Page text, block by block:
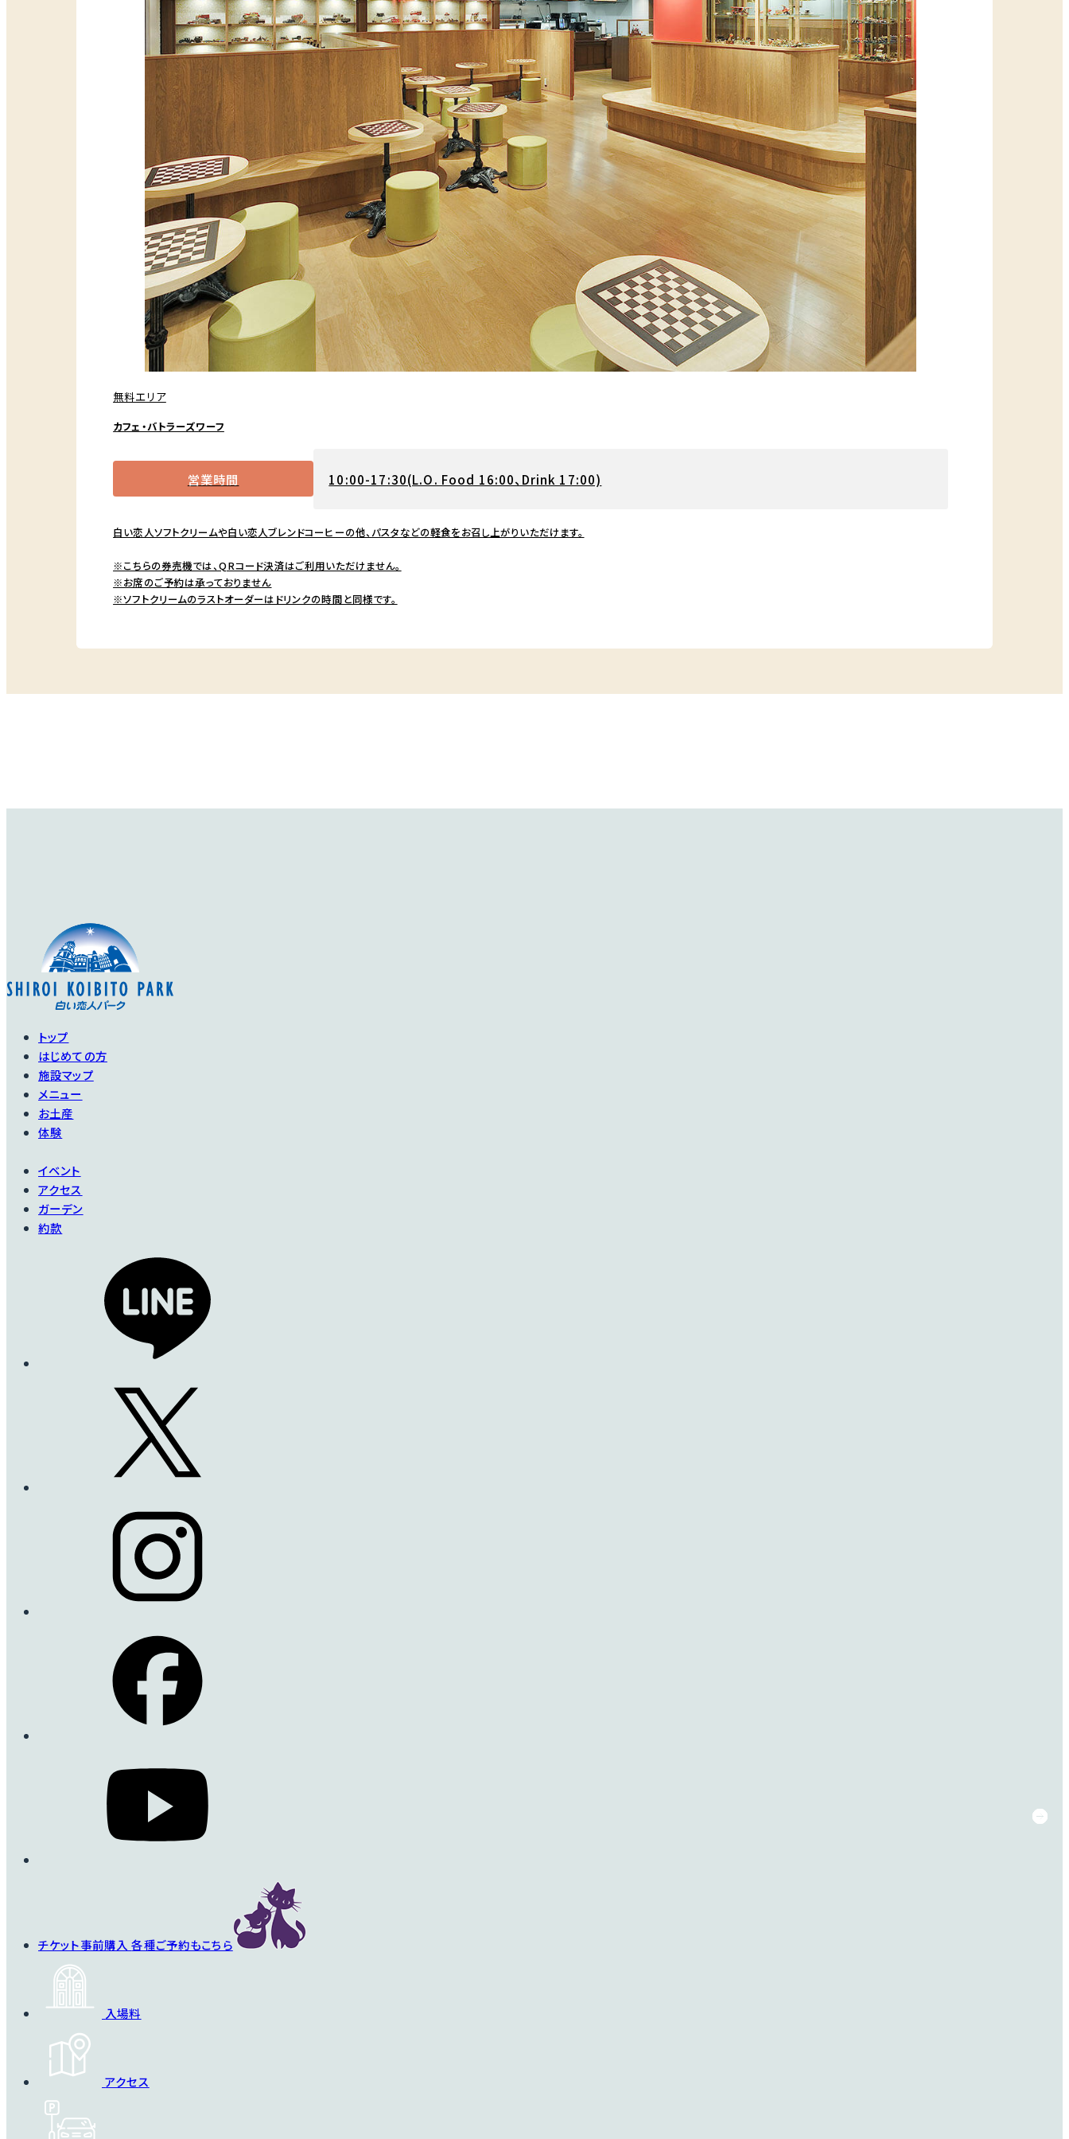
無料エリア
カフェ・バトラーズワーフ
営業時間 10:00-17:30(L.O. Food 16:00、Drink 17:00)
白い恋人ソフトクリームや白い恋人ブレンドコーヒーの他、パスタなどの軽食をお召し上がりいただけます。
※こちらの券売機では、QRコード決済はご利用いただけません。
※お席のご予約は承っておりません
※ソフトクリームのラストオーダーはドリンクの時間と同様です。
トップ
はじめての方
施設マップ
メニュー
お土産
体験
イベント
アクセス
ガーデン
約款
チケット事前購入各種ご予約もこちら
入場料
アクセス